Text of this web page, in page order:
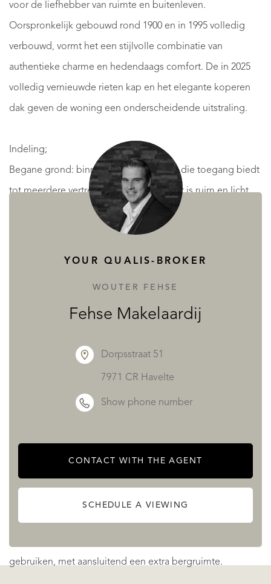
voor de liefhebber van ruimte en buitenleven.
Oorspronkelijk gebouwd rond 1900 en in 1995 volledig
verbouwd, vormt het een stijlvolle combinatie van
authentieke charme en hedendaags comfort. De in 2025
volledig vernieuwde rieten kap en het elegante koperen
dak geven de woning een onderscheidende uitstraling.
Indeling;
Begane grond: binnenkomst via de hal, die toegang biedt
tot meerdere vertrekken. De woonkamer is ruim en licht,
voorzien van openslaande deuren naar de tuin, een
elektrische sierhaard met sierlijke schouw en voldoende
prettige hoogtewerking, beschikt over een inbouwkast en
heeft eveneens openslaande deuren naar de tuin.
Aansluitend de badkamer met ligbad, dubbel
trapopgang naar de verdieping. Het voormalige bakhuis is
aangebouwd aan de woning en in gebruik als praktische
bijkeuken met witgoedaansluitingen.
gebruiken, met aansluitend een extra bergruimte.
YOUR QUALIS-BROKER
WOUTER FEHSE
Fehse Makelaardij
Dorpsstraat 51
7971 CR Havelte
Show phone number
CONTACT WITH THE AGENT
SCHEDULE A VIEWING